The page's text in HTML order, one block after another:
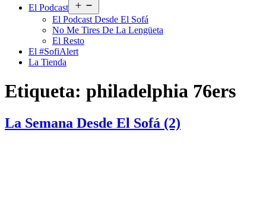
El Podcast
el
menú
El Podcast Desde El Sofá
No Me Tires De La Lengüeta
El Resto
El #SofiAlert
La Tienda
Etiqueta: philadelphia 76ers
La Semana Desde El Sofá (2)